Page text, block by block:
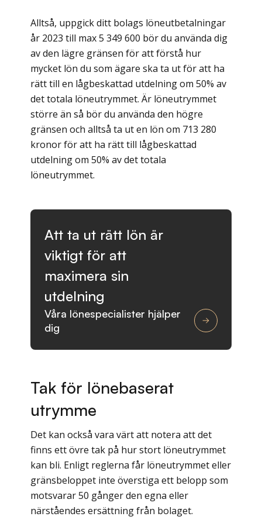
Alltså, uppgick ditt bolags löneutbetalningar
år 2023 till max 5 349 600 bör du använda dig
av den lägre gränsen för att förstå hur
mycket lön du som ägare ska ta ut för att ha
rätt till en lågbeskattad utdelning om 50% av
det totala löneutrymmet. Är löneutrymmet
större än så bör du använda den högre
gränsen och alltså ta ut en lön om 713 280
kronor för att ha rätt till lågbeskattad
utdelning om 50% av det totala
löneutrymmet.
Att ta ut rätt lön är
viktigt för att
maximera sin
utdelning
Våra lönespecialister hjälper
dig
Tak för lönebaserat
utrymme
Det kan också vara värt att notera att det
finns ett övre tak på hur stort löneutrymmet
kan bli. Enligt reglerna får löneutrymmet eller
gränsbeloppet inte överstiga ett belopp som
motsvarar 50 gånger den egna eller
närståendes ersättning från bolaget.